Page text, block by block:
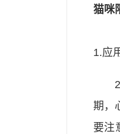
猫咪
1.应
期，
要注